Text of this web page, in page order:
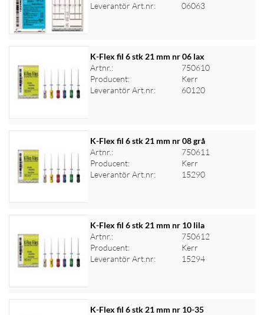
Leverantör Art.nr:
06063
Logga in för priser
K-Flex fil 6 stk 21 mm nr 06 lax
Artnr.:
750610
Producent:
Kerr
Leverantör Art.nr:
60120
Logga in för priser
K-Flex fil 6 stk 21 mm nr 08 grå
Artnr.:
750611
Producent:
Kerr
Leverantör Art.nr:
15290
Logga in för priser
K-Flex fil 6 stk 21 mm nr 10 lila
Artnr.:
750612
Producent:
Kerr
Leverantör Art.nr:
15294
K-Flex fil 6 stk 21 mm nr 10-35